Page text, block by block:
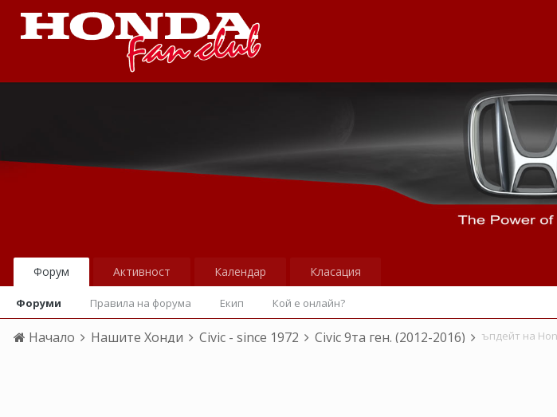
Форум
Форуми Правила на форума Екип Кой е онлайн?
Активност Календар Класация
Начало Нашите Хонди Civic - since 1972 Civic 9та ген. (2012-2016) ъпдейт на